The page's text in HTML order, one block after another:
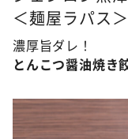
＜麺屋ラパス
濃厚旨ダレ！
とんこつ醤油焼き